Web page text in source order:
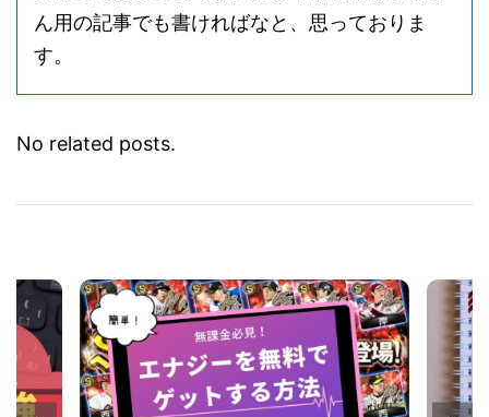
大体こんなところです。詳しくはまた初心者さ
ん用の記事でも書ければなと、思っておりま